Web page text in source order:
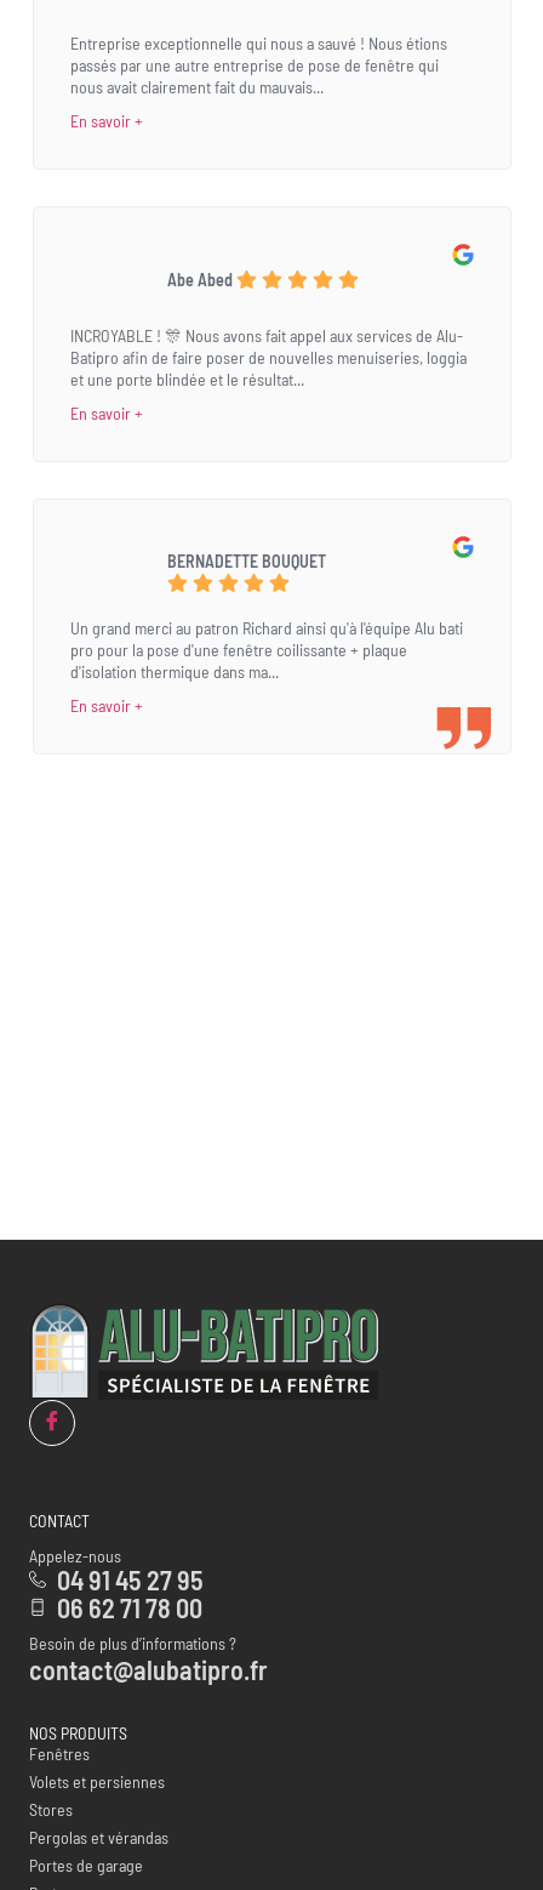
Entreprise exceptionnelle qui nous a sauvé ! Nous étions
passés par une autre entreprise de pose de fenêtre qui
nous avait clairement fait du mauvais...
En savoir +
Abe Abed
INCROYABLE ! 🎊 Nous avons fait appel aux services de Alu-
Batipro afin de faire poser de nouvelles menuiseries, loggia
et une porte blindée et le résultat...
En savoir +
BERNADETTE BOUQUET
Un grand merci au patron Richard ainsi qu'à l'équipe Alu bati
pro pour la pose d'une fenêtre coilissante + plaque
d'isolation thermique dans ma...
En savoir +
CONTACT
Appelez-nous
04 91 45 27 95
06 62 71 78 00
Besoin de plus d’informations ?
contact@alubatipro.fr
NOS PRODUITS
Fenêtres
Volets et persiennes
Stores
Pergolas et vérandas
Portes de garage